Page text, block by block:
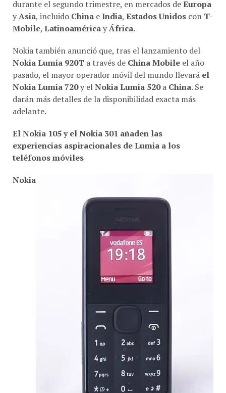
durante el segundo trimestre, en mercados deEuropa
yAsia, incluido China eIndia, Estados Unidos con T-
Mobile, LatinoaméricayÁfrica.
Nokia también anunció que, tras el lanzamiento del
Nokia Lumia 920T a través de China Mobile el año
pasado, el mayor operador móvil del mundo llevará el
Nokia Lumia 720y elNokia Lumia 520a China. Se
darán más detalles de la disponibilidad exacta más
adelante.
El Nokia 105 y el Nokia 301 añaden las
experiencias aspiracionales de Lumia a los
teléfonos móviles
Nokia